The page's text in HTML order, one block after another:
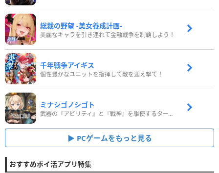
総裁の野望 -美女養成計画-
美麗なキャラを引き連れて金融戦争を制覇しよう！
千年戦争アイギス
個性豊かなユニットを指揮して敵を迎え撃て！
ミナシゴノシゴト
武器の『アビリティ』と『戦神』を駆使するターン制コマンドバトルRPG！
PCゲームをもっと見る
おすすめポイ活アプリ特集